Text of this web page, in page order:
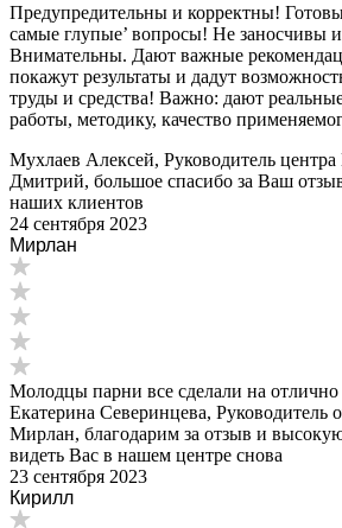
Предупредительны и корректны!
самые глупые’ вопросы! Не заносчивы
Внимательны. Дают важные
покажут результаты и дадут
труды и средства! Важно: дают
работы, методику, качество
Мухлаев Алексей, Руководитель
Дмитрий, большое спасибо за Ваш
наших клиентов
24 сентября 2023
Мирлан
Молодцы парни все сделали на отлично
Екатерина Северинцева, Руководитель
Мирлан, благодарим за отзыв и
видеть Вас в нашем центре снова
23 сентября 2023
Кирилл